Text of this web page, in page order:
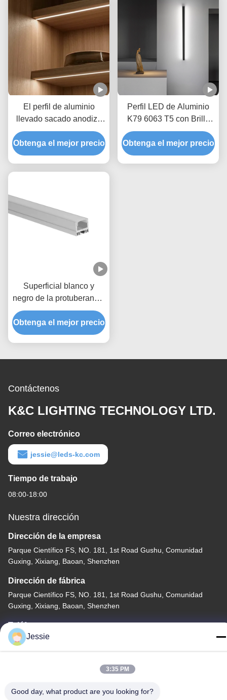
El perfil de aluminio
llevado sacado anodizó
la iluminación de
aluminio de la pared de
12m m LED
Obtenga el mejor precio
Perfil LED de Aluminio
K79 6063 T5 con Brillo
en Dos Lados para
Instalación en Superficie
Obtenga el mejor precio
Superficial blanco y
negro de la protuberancia
del LED del cuadrado
17*15m m de la cubierta
de aluminio de la PC
Obtenga el mejor precio
Contáctenos
K&C LIGHTING TECHNOLOGY LTD.
Correo electrónico
jessie@leds-kc.com
Tiempo de trabajo
08:00-18:00
Nuestra dirección
Dirección de la empresa
Parque Científico FS, NO. 181, 1st Road Gushu, Comunidad
Guxing, Xixiang, Baoan, Shenzhen
Dirección de fábrica
Parque Científico FS, NO. 181, 1st Road Gushu, Comunidad
Guxing, Xixiang, Baoan, Shenzhen
Teléfono
86-0755-22300563
Jessie
3:35 PM
Good day, what product are you looking for?